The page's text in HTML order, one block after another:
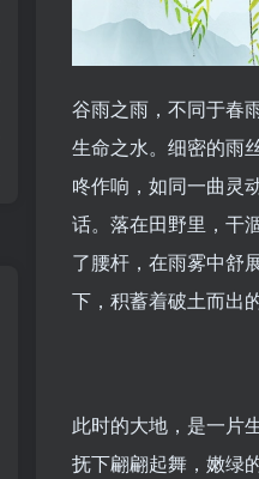
谷雨之雨，不同于春
生命之水。细密的雨
咚作响，如同一曲灵
话。落在田野里，干
了腰杆，在雨雾中舒
下，积蓄着破土而出
此时的大地，是一片
抚下翩翩起舞，嫩绿